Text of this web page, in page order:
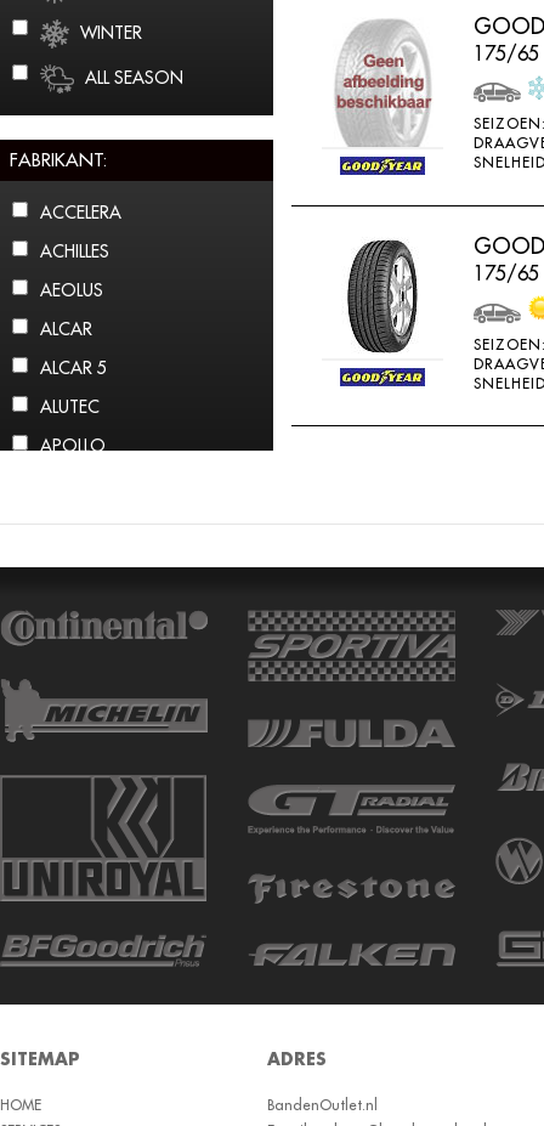
WINTER
ALL SEASON
FABRIKANT:
ACCELERA
ACHILLES
AEOLUS
ALCAR
ALCAR 5
ALUTEC
APOLLO
ARROWSPEED
ATLAS
AUTOGREEN
AUTOGUARD
BARUM W
BCT
BF GOODRICH
BOTO
BRIDGESTON
175/65
175/65
SITEMAP
HOME
ADRES
BandenOutlet.nl